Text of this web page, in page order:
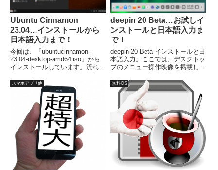
Ubuntu Cinnamon
23.04…インストールから
日本語入力まで！
今回は、「ubuntucinnamon-
23.04-desktop-amd64.iso」から
インストールしています。流れに
ストールが完了し、再起動後は日
本語入力が可能になります。
deepin 20 Beta…お試しイ
ンストールと日本語入力ま
で！
deepin 20 Beta インストールと日
本語入力。ここでは、デスクトッ
プのメニュー操作映像を掲載して
desktop-amd64.iso」をインスト
ール。特に難しいところもなく、
流れ通りで簡単に完了すると思い
ます。
スマホアプリ他 無料OS